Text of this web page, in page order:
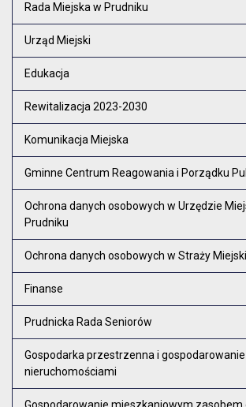
Rada Miejska w Prudniku
Urząd Miejski
Edukacja
Rewitalizacja 2023-2030
Komunikacja Miejska
Gminne Centrum Reagowania i Porządku
Ochrona danych osobowych w Urzędzie
Prudniku
Ochrona danych osobowych w Straży
Finanse
Prudnicka Rada Seniorów
Gospodarka przestrzenna i gospodarowanie
nieruchomościami